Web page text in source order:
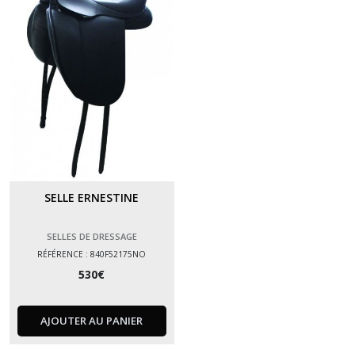
SELLE ERNESTINE
SELLES DE DRESSAGE
RÉFÉRENCE : 840F52175NO
530€
AJOUTER AU PANIER